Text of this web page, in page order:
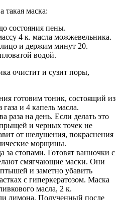
маска:
состояния пены.
4 к. масла можжевельника.
и держим минут 20.
водой.
очистит и сузит поры,
готовим тоник, состоящий из
и 4 капель масла.
раза на день. Если делать это
и черных точек не
от шелушения, покраснения
морщины.
за стопами. Готовят ванночки с
смягчающие маски. Они
и заметно убавить
с гиперкератозом. Маска
масла, 2 к.
лимона. Полученный после